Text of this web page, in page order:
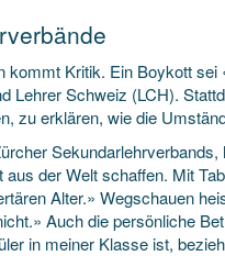
kommt Kritik. Ein Boykott
Lehrer Schweiz (LCH).
zu erklären, wie die
der Welt schaffen. Mit
Alter.» Wegschauen
Auch die persönliche
in meiner Klasse ist,